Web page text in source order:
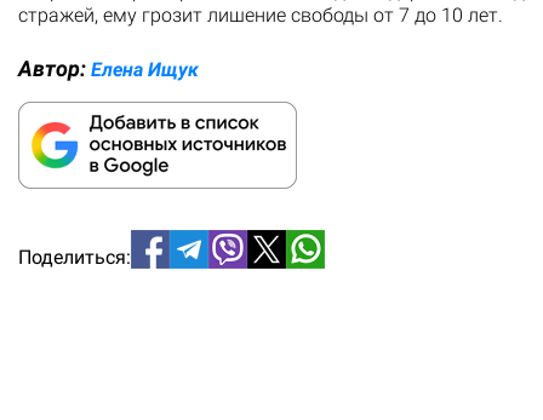
стражей, ему грозит лишение свободы от 7 до 10 лет.
Автор: Елена Ищук
Поделиться: